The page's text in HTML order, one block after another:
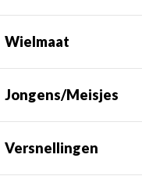
Wielmaat
Jongens/Meisjes
Versnellingen